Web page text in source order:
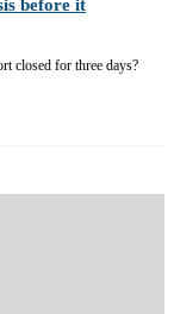
before it
closed for three days?